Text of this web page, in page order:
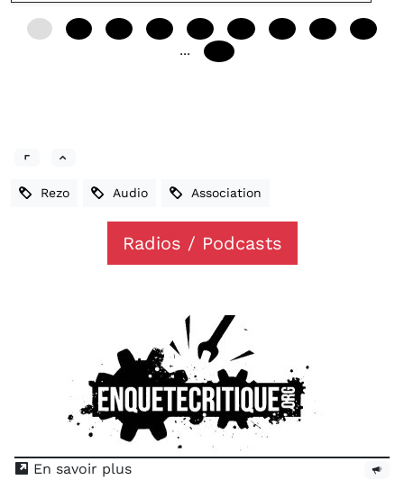
...
Rezo Audio Association
Radios / Podcasts
En savoir plus